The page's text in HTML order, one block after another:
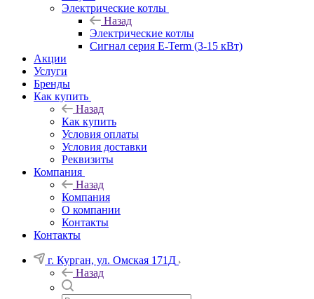
Электрические котлы
Назад
Электрические котлы
Сигнал серия E-Term (3-15 кВт)
Акции
Услуги
Бренды
Как купить
Назад
Как купить
Условия оплаты
Условия доставки
Реквизиты
Компания
Назад
Компания
О компании
Контакты
Контакты
г. Курган, ул. Омская 171Д
Назад